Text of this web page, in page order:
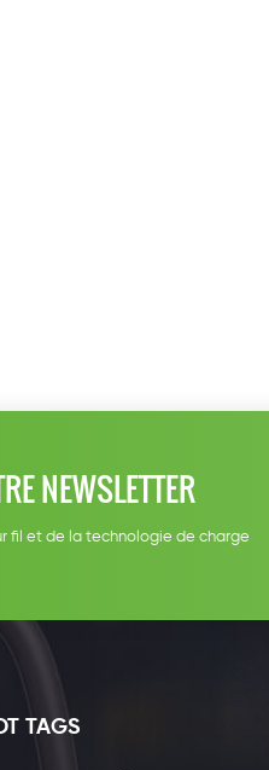
NEWSLETTER
fil et de la technologie de charge
TAGS